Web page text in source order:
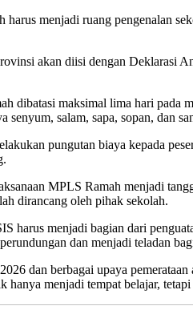
menjadi ruang pengenalan
akan diisi dengan Deklarasi
dibatasi maksimal lima hari pada
senyum, salam, sapa, sopan, dan
pungutan biaya kepada
MPLS Ramah menjadi
dirancang oleh pihak sekolah.
harus menjadi bagian dari
dan menjadi teladan
dan berbagai upaya
hanya menjadi tempat belajar,